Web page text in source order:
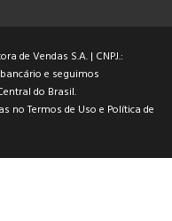
de Vendas S.A. | CNPJ.:
e seguimos
do Brasil.
noTermos de Uso e Política de